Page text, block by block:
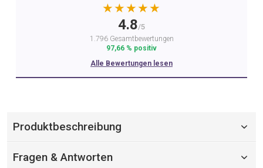
★★★★★
4.8/5
1.796 Gesamtbewertungen
97,66 % positiv
Alle Bewertungen lesen
Produktbeschreibung
Fragen & Antworten